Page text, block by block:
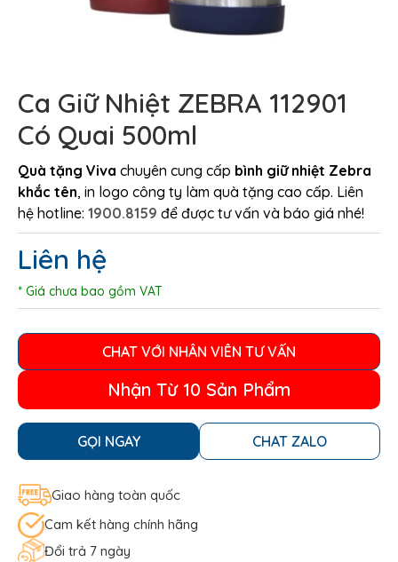
Ca Giữ Nhiệt ZEBRA 112901
Có Quai 500ml
Quà tặng Viva chuyên cung cấp bình giữ nhiệt Zebra
khắc tên, in logo công ty làm quà tặng cao cấp. Liên
hệ hotline: 1900.8159 để được tư vấn và báo giá nhé!
Liên hệ
* Giá chưa bao gồm VAT
CHAT VỚI NHÂN VIÊN TƯ VẤN
Nhận Từ 10 Sản Phẩm
GỌI NGAY CHAT ZALO
Giao hàng toàn quốc
Cam kết hàng chính hãng
Đổi trả 7 ngày